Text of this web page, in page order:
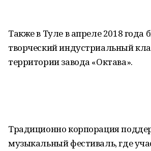
Также в Туле в апреле 2018 года
творческий индустриальный
территории завода «Октава».
Традиционно корпорация
музыкальный фестиваль, где